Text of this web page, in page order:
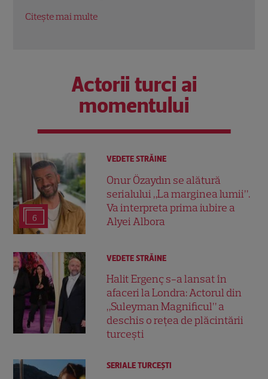
Actorii turci ai
momentului
6
VEDETE STRĂINE
Onur Özaydın se alătură
serialului „La marginea lumii”.
Va interpreta prima iubire a
Alyei Albora
VEDETE STRĂINE
Halit Ergenç s-a lansat în
afaceri la Londra: Actorul din
„Suleyman Magnificul” a
deschis o rețea de plăcintării
turcești
SERIALE TURCEŞTI